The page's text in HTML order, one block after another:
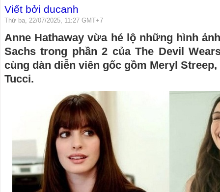
Viết bởi ducanh
Thứ ba, 22/07/2025, 11:27 GMT+7
Anne Hathaway vừa hé lộ những hình
Sachs trong phần 2 của The Devil
cùng dàn diễn viên gốc gồm Meryl
Tucci.